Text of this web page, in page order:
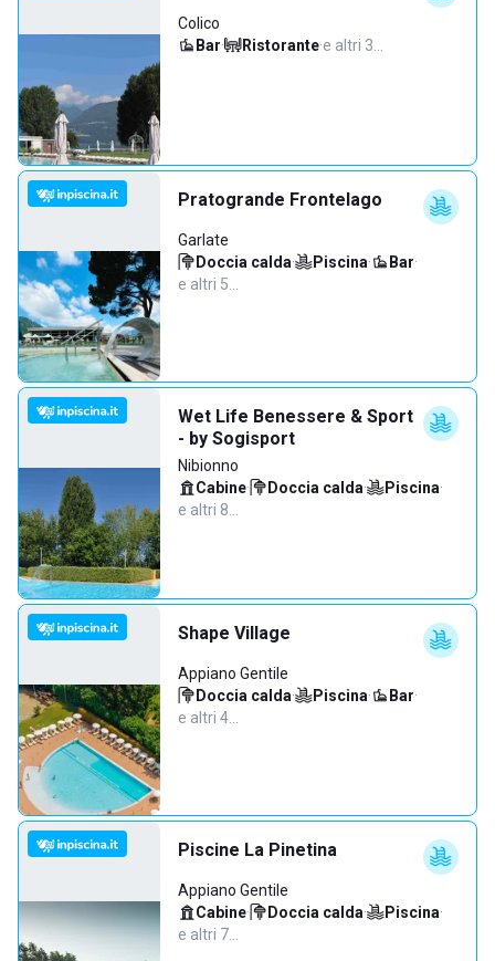
Colico
Bar· Ristorante·e altri 3…
Pratogrande Frontelago
Garlate
Doccia calda· Piscina· Bar·
e altri 5…
Wet Life Benessere & Sport
- by Sogisport
Nibionno
Cabine· Doccia calda· Piscina·
e altri 8…
Shape Village
Appiano Gentile
Doccia calda· Piscina· Bar·
e altri 4…
Piscine La Pinetina
Appiano Gentile
Cabine· Doccia calda· Piscina·
e altri 7…